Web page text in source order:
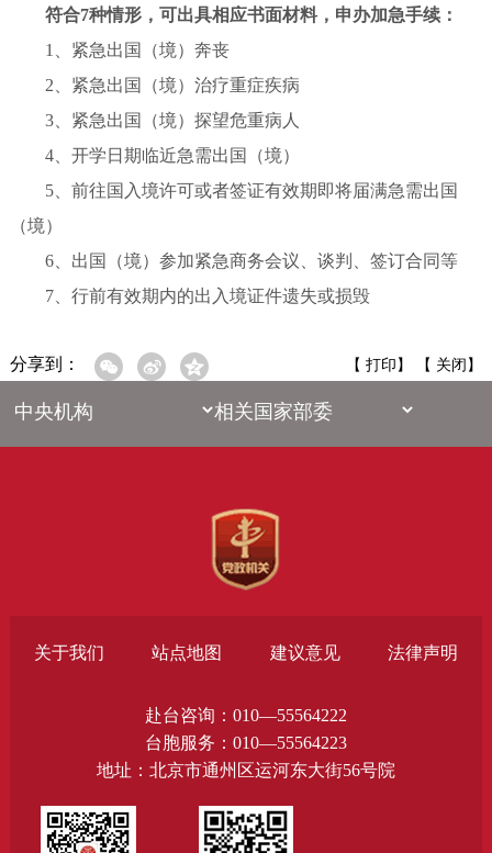
符合7种情形，可出具相应书面材料，申办加急手续：
1、紧急出国（境）奔丧
2、紧急出国（境）治疗重症疾病
3、紧急出国（境）探望危重病人
4、开学日期临近急需出国（境）
5、前往国入境许可或者签证有效期即将届满急需出国
（境）
6、出国（境）参加紧急商务会议、谈判、签订合同等
7、行前有效期内的出入境证件遗失或损毁
分享到： 【打印 】 【 关闭 】
关于我们 站点地图 建议意见 法律声明
赴台咨询：010—55564222
台胞服务：010—55564223
地址：北京市通州区运河东大街56号院